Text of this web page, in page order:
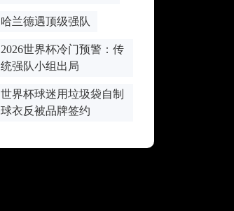
哈兰德遇顶级强队
2026世界杯冷门预警：传
统强队小组出局
世界杯球迷用垃圾袋自制
球衣反被品牌签约